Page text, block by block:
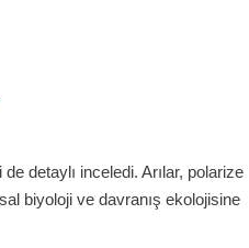
detaylı inceledi. Arılar, polarize
biyoloji ve davranış ekolojisine